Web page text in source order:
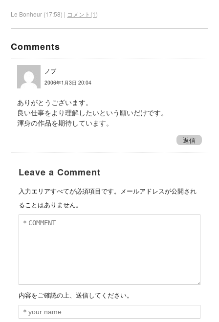
Le Bonheur (17:58) | コメント(1)
Comments
ノブ
2006年1月3日 20:04
ありがとうございます。
良い仕事をより理解したいという願いだけです。
渾身の作品を期待しています。
返信
Leave a Comment
入力エリアすべてが必須項目です。メールアドレスが公開され
ることはありません。
内容をご確認の上、送信してください。